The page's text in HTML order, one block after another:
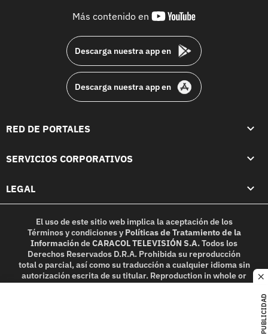
PUBLICIDAD
Más contenido en
youtube-
Descarga nuestra app en
Descarga nuestra app en
RED DE PORTALES
SERVICIOS CORPORATIVOS
LEGAL
El uso de este sitio web implica la aceptación de los
Términos y condicionesy Políticas de Tratamiento de la
InformacióndeCARACOL TELEVISIÓN S.A.Todos los
Derechos Reservados D.R.A. Prohibida su reproducción
total o parcial, así como su traducción a cualquier idioma sin
autorización escrita de su titular. Reproduction in whole or
in part, or translation without written permission is